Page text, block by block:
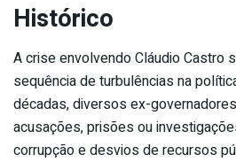
Histórico
A crise envolvendo Cláudio Castro
sequência de turbulências na
décadas, diversos ex-
acusações, prisões ou
corrupção e desvios de recursos